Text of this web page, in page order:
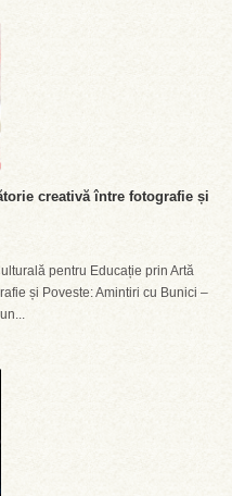
creativă între fotografie și
pentru Educație prin Artă
și Poveste: Amintiri cu Bunici –